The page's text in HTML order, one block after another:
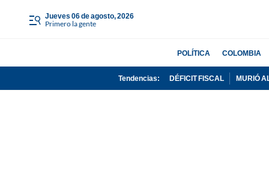
jueves 06 de agosto, 2026
Primero la gente
POLÍTICA COLOMBIA
Tendencias: DÉFICIT FISCAL MURIÓ